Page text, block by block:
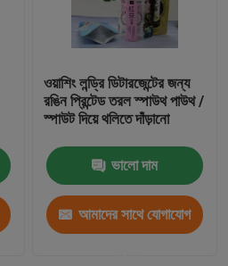
ওয়াশিং লন্ড্রি ডিটারজেন্টের জন্য
রঙিন প্রিন্টেড তরল স্পাউথ পাউথ /
স্পাউট দিয়ে থলিতে দাঁড়ানো
ভালো দাম
আমাদের সাথে যোগাযোগ